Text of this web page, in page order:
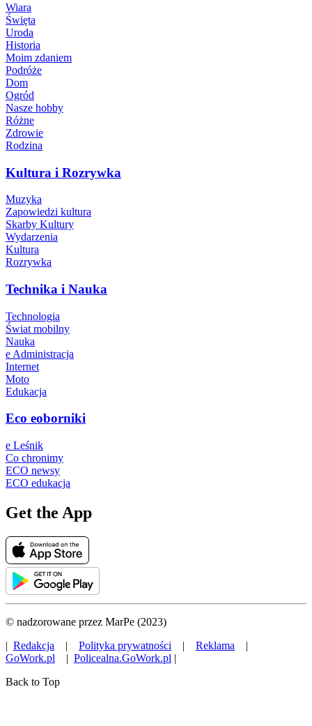
Wiara
Święta
Uroda
Historia
Moim zdaniem
Podróże
Dom
Ogród
Nasze hobby
Różne
Zdrowie
Rodzina
Kultura i Rozrywka
Muzyka
Zapowiedzi kultura
Skarby Kultury
Wydarzenia
Kultura
Rozrywka
Technika i Nauka
Technologia
Świat mobilny
Nauka
e Administracja
Internet
Moto
Edukacja
Eco eoborniki
e Leśnik
Co chronimy
ECO newsy
ECO edukacja
Get the App
© nadzorowane przez MarPe (2023)
| Redakcja | Polityka prywatności | Reklama |
GoWork.pl | Policealna.GoWork.pl |
Back to Top